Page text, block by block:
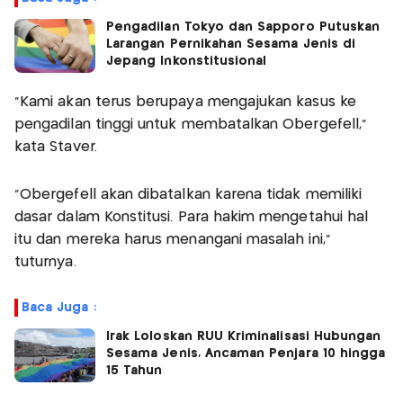
Pengadilan Tokyo dan Sapporo Putuskan
Larangan Pernikahan Sesama Jenis di
Jepang Inkonstitusional
"Kami akan terus berupaya mengajukan kasus ke
pengadilan tinggi untuk membatalkan Obergefell,"
kata Staver.
"Obergefell akan dibatalkan karena tidak memiliki
dasar dalam Konstitusi. Para hakim mengetahui hal
itu dan mereka harus menangani masalah ini,"
tuturnya.
Baca Juga :
Irak Loloskan RUU Kriminalisasi Hubungan
Sesama Jenis, Ancaman Penjara 10 hingga
15 Tahun